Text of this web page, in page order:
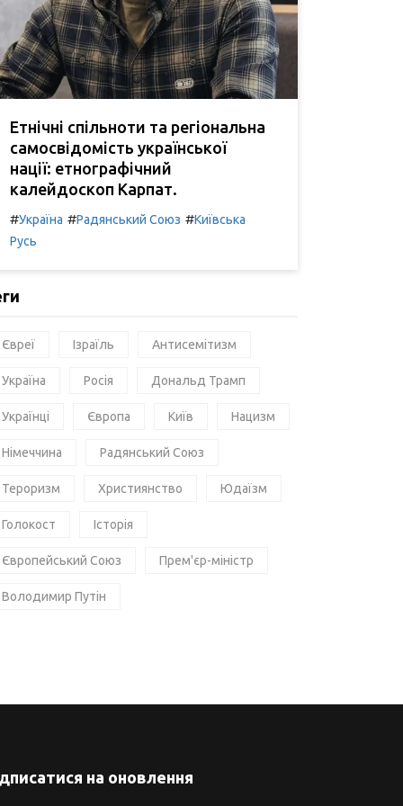
Етнічні спільноти та регіональна
самосвідомість української
нації: етнографічний
калейдоскоп Карпат.
#Україна #Радянський Союз #Київська
Русь
Євреї Ізраїль Антисемітизм
Україна Росія Дональд Трамп
Українці Європа Київ Нацизм
Німеччина Радянський Союз
Тероризм Християнство Юдаїзм
Голокост Історія
Європейський Союз Прем'єр-міністр
Володимир Путін
на оновлення